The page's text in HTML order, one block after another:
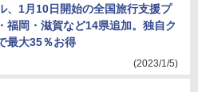
、1月10日開始の全国旅行支援プ
福岡・滋賀など14県追加。独自ク
最大35％お得
(2023/1/5)